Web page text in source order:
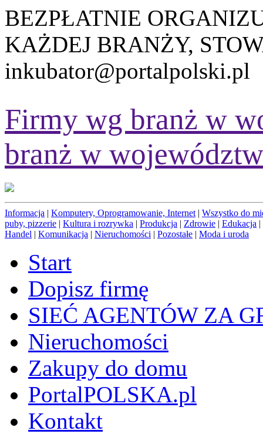
BEZPŁATNIE
KAŻDEJ BRANŻY,
inkubator@portalpolski.pl
Firmy wg branż w
branż w
Informacja | Komputery, Oprogramowanie, Internet | Wszystko do
puby, pizzerie | Kultura i rozrywka | Produkcja | Zdrowie | Edukacja |
Handel | Komunikacja | Nieruchomości | Pozostałe | Moda i uroda
Start
Dopisz firmę
SIEĆ AGENTÓW ZA
Nieruchomości
Zakupy do domu
PortalPOLSKA.pl
Kontakt